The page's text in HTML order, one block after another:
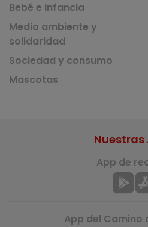
Bebé e infancia
Medio ambiente y
solidaridad
Sociedad y consumo
Mascotas
Nuestras
App de
App del Camino